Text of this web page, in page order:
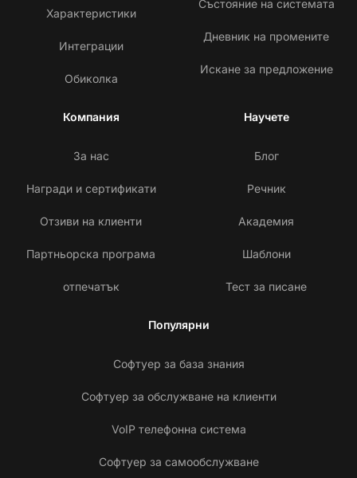
Характеристики
Интеграции
Обиколка
Състояние на системата
Дневник на промените
Искане за предложение
Компания
За нас
Награди и сертификати
Отзиви на клиенти
Партньорска програма
отпечатък
Научете
Блог
Речник
Академия
Шаблони
Тест за писане
Популярни
Софтуер за база знания
Софтуер за обслужване на клиенти
VoIP телефонна система
Софтуер за самообслужване